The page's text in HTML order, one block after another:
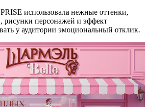
использовала нежные оттенки,
рисунки персонажей и эффект
у аудитории эмоциональный отклик.